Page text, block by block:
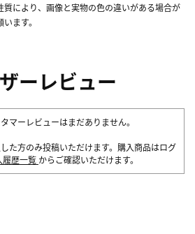
により、画像と実物の色の違いがある場合が
ます。
ーレビュー
マーレビューはまだありません。
た方のみ投稿いただけます。購入商品はログ
履歴一覧 からご確認いただけます。